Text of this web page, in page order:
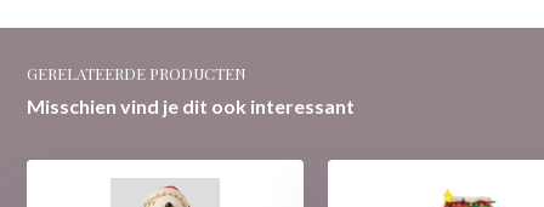
GERELATEERDE PRODUCTEN
Misschien vind je dit ook interessant